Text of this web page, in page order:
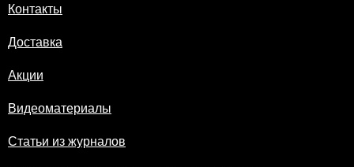
Контакты
Доставка
Акции
Видеоматериалы
Статьи из журналов